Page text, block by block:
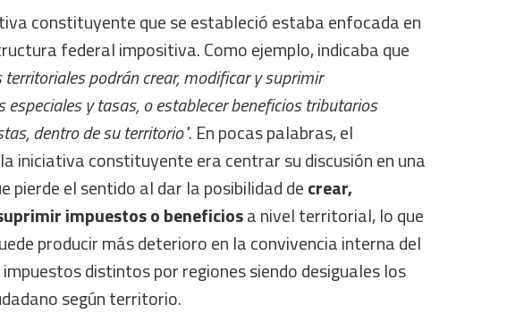
constituyente que se estableció estaba enfocada en
federal impositiva. Como ejemplo, indicaba que
territoriales podrán crear, modificar y suprimir
especiales y tasas, o establecer beneficios tributarios
dentro de su territorio". En pocas palabras, el
iniciativa constituyente era centrar su discusión en una
pierde el sentido al dar la posibilidad decrear,
impuestos o beneficiosa nivel territorial, lo que
producir más deterioro en la convivencia interna del
impuestos distintos por regiones siendo desiguales los
según territorio.